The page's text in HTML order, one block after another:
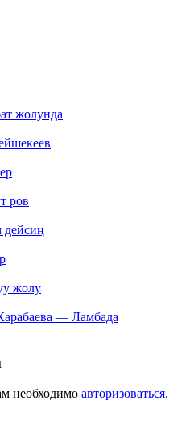
жолунда
ров
дейсиң
жолу
— Ламбада
необходимо авторизоваться.